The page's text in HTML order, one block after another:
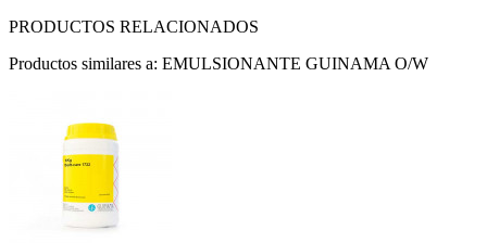
PRODUCTOS RELACIONADOS
Productos similares a: EMULSIONANTE GUINAMA O/W